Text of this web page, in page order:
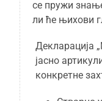
се пружи
ли ће њихови
Декларација
јасно
конкретне